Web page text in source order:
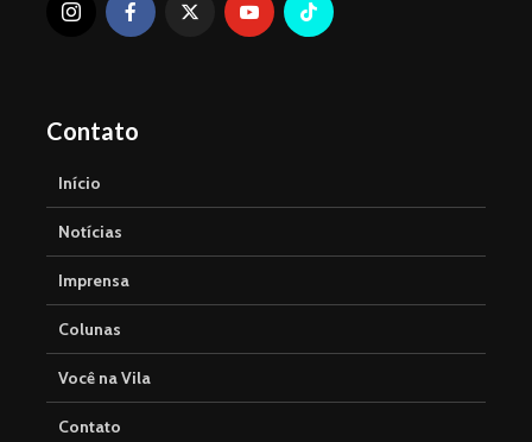
Contato
Início
Notícias
Imprensa
Colunas
Você na Vila
Contato